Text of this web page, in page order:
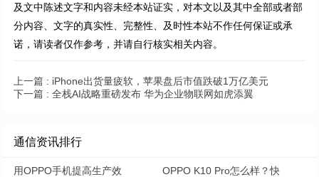
及文中陈述文字和内容未经本站证实，对本文以及其中全部或者部
分内容、文字的真实性、完整性、及时性本站不作任何保证或承
诺，请读者仅作参考，并请自行核实相关内容。
上一篇 : iPhone出货量疲软，苹果盘后市值跌破1万亿美元
下一篇 : 全栈AI战略重磅发布 华为企业物联网如虎添翼
通信资讯排行
用OPPO手机提高生产效
OPPO K10 Pro怎么样？快